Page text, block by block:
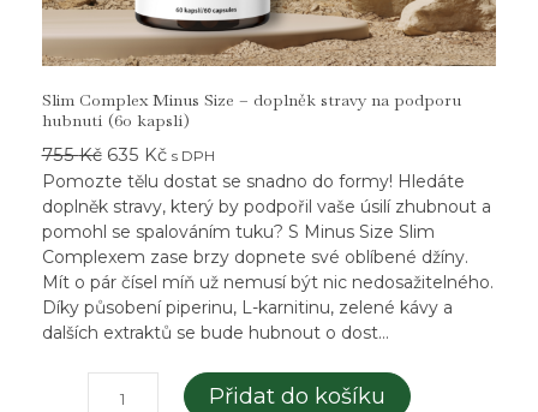
Slim Complex Minus Size – doplněk stravy na podporu
hubnutí (60 kapslí)
755Kč P
ů
v
o
d
n
í
c
n
635 KčA
k
t
u
á
l
n
í
s DPH
Pomozte tělu dostat se snadno do formy! Hledáte
doplněk stravy, který by podpořil vaše úsilí zhubnout a
pomohl se spalováním tuku? S Minus Size Slim
Complexem zase brzy dopnete své oblíbené džíny.
Mít o pár čísel míň už nemusí být nic nedosažitelného.
Díky působení piperinu, L-karnitinu, zelené kávy a
dalších extraktů se bude hubnout o dost…
Přidat do košíku